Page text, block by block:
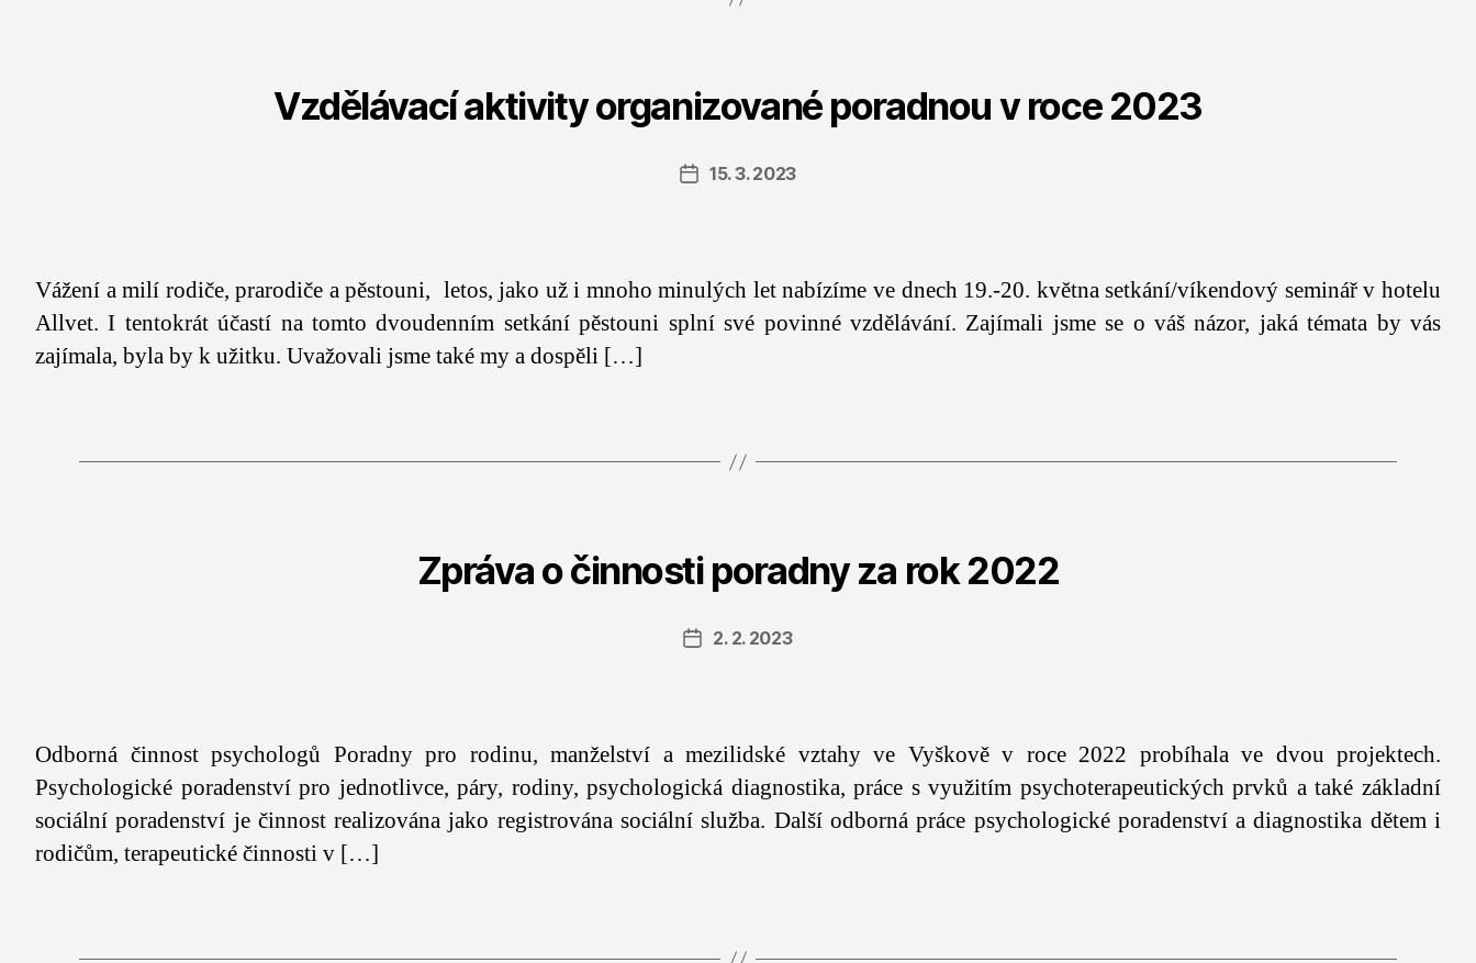
Vzdělávací aktivity organizované poradnou v roce 2023
Datum
15. 3. 2023
Vážení a milí rodiče, prarodiče a pěstouni, letos, jako už i mnoho minulých let nabízíme ve dnech 19.-20. května setkání/víkendový seminář v hotelu
Allvet. I tentokrát účastí na tomto dvoudenním setkání pěstouni splní své povinné vzdělávání. Zajímali jsme se o váš názor, jaká témata by vás
zajímala, byla by k užitku. Uvažovali jsme také my a dospěli […]
Zpráva o činnosti poradny za rok 2022
Datum
2. 2. 2023
Odborná činnost psychologů Poradny pro rodinu, manželství a mezilidské vztahy ve Vyškově v roce 2022 probíhala ve dvou projektech.
Psychologické poradenství pro jednotlivce, páry, rodiny, psychologická diagnostika, práce s využitím psychoterapeutických prvků a také základní
sociální poradenství je činnost realizována jako registrována sociální služba. Další odborná práce psychologické poradenství a diagnostika dětem i
rodičům, terapeutické činnosti v […]